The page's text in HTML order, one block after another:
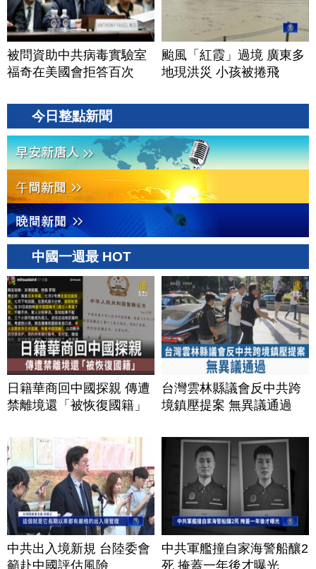
被問資助中共病毒實驗室
福奇在美國會拒答百次
颱風「紅霞」過境 廣東多
地現洪災 小孩被捲飛
今日整點新聞
中國一週最 HOT
日籍華商回中國探親 傳遭
禁離境還「被恢復國籍」
台灣雲林縣議會反中共跨
境鎮壓提案 無異議通過
中共出入境新規 台陸委會
籲赴中國評估風險
中共軍艦撞自家海警船釀2
死 掩蓋一年後才曝光